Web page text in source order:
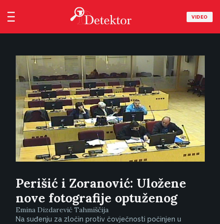
VIDEO
Perišić i Zoranović: Uložene
nove fotografije optuženog
Emina Dizdarević Tahmiščija
Na suđenju za zločin protiv čovječnosti počinjen u